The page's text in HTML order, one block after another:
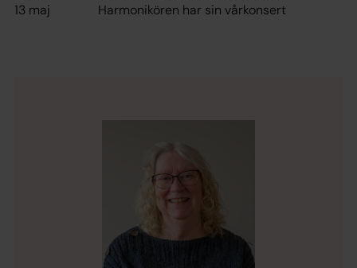
13 maj Harmonikören har sin vårkonsert